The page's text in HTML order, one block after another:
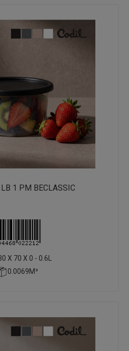
1 PM BECLASSIC
X 70 X 0 - 0.6L
0.0069M³